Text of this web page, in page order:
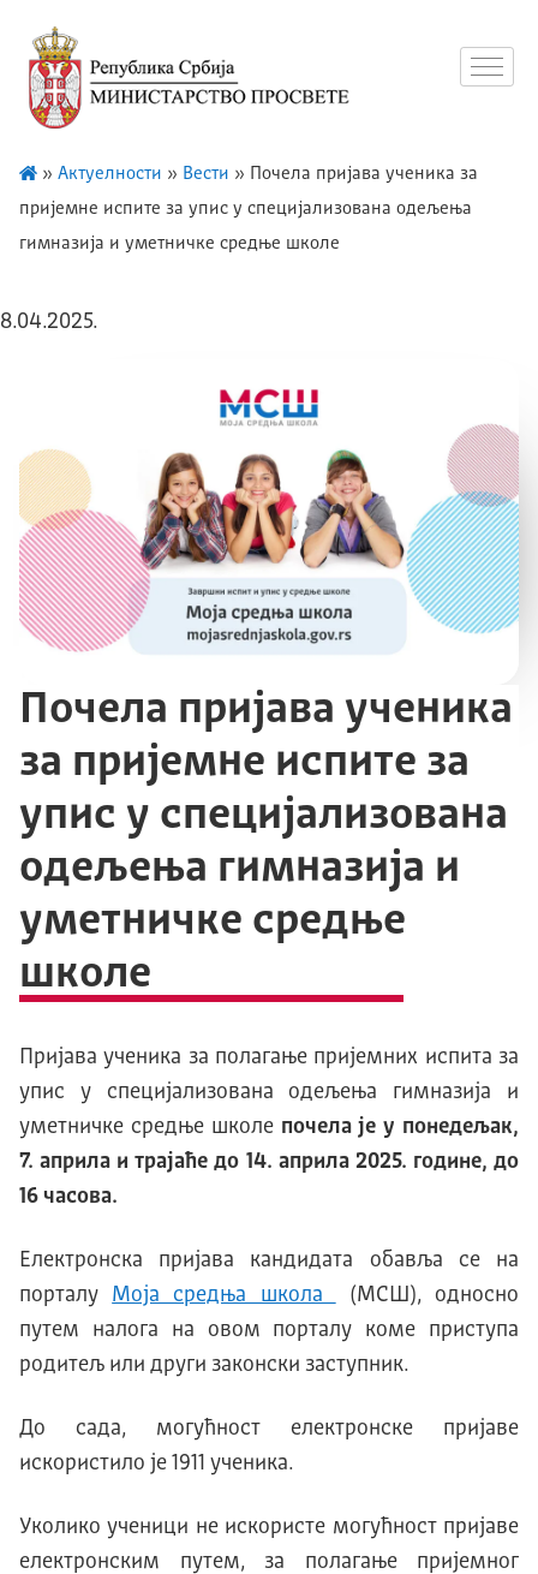
» Актуелности » Вести » Почела пријава ученика за
пријемне испите за упис у специјализована одељења
гимназија и уметничке средње школе
8.04.2025.
Почела пријава ученика
за пријемне испите за
упис у специјализована
одељења гимназија и
уметничке средње
школе
Пријава ученика за полагање пријемних испита за
упис у специјализована одељења гимназија и
уметничке средње школе почела је у понедељак,
7. априла и трајаће до 14. априла 2025. године, до
16 часова.
Електронска пријава кандидата обавља се на
порталу Моја средња школа
(МСШ), односно
путем налога на овом порталу коме приступа
родитељ или други законски заступник.
До сада, могућност електронске пријаве
искористило је 1911 ученика.
Уколико ученици не искористе могућност пријаве
електронским путем, за полагање пријемног